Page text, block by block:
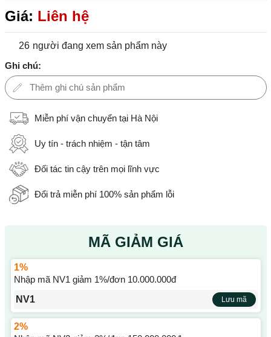
Giá: Liên hệ
26 người đang xem sản phẩm này
Ghi chú:
Miễn phí vận chuyển tại Hà Nội
Uy tín - trách nhiệm - tận tâm
Đối tác tin cậy trên mọi lĩnh vực
Đổi trả miễn phí 100% sản phẩm lỗi
MÃ GIẢM GIÁ
1%
Nhập mã NV1 giảm 1%/đơn 10.000.000đ
NV1
Lưu mã
2%